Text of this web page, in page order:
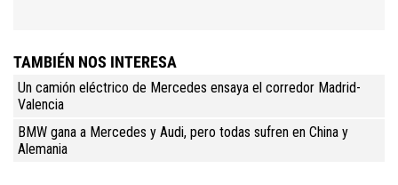
TAMBIÉN NOS INTERESA
Un camión eléctrico de Mercedes ensaya el corredor Madrid-
Valencia
BMW gana a Mercedes y Audi, pero todas sufren en China y
Alemania